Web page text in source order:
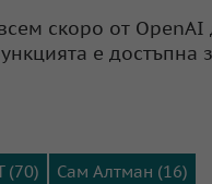
скоро от OpenAI
е достъпна
(70) Сам Алтман (16)